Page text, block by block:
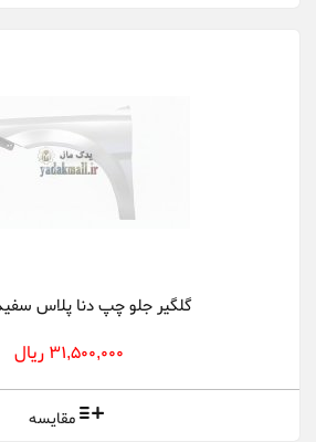
گلگیر جلو چپ دنا پلاس
31,500,000 ریال
مقایسه